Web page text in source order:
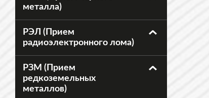
металла)
РЭЛ (Прием
радиоэлектронного лома)
РЗМ (Прием
редкоземельных
металлов)